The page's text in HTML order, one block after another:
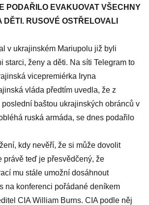
PODAŘILO EVAKUOVAT VŠECHNY
DĚTI. RUSOVÉ OSTŘELOVALI
v ukrajinském Mariupolu již byli
starci, ženy a děti. Na síti Telegram to
vicepremiérka Iryna
vláda předtím uvedla, že z
baštou ukrajinských obránců v
ruská armáda, se dnes podařilo
kdy nevěří, že si může dovolit
právě teď je přesvědčený, že
mu stále umožní dosáhnout
na konferenci pořádané deníkem
CIA William Burns. CIA podle něj